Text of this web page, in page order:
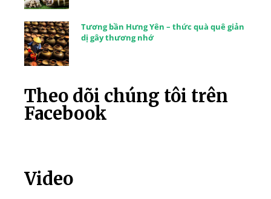
Tương bần Hưng Yên – thức quà quê giản
dị gây thương nhớ
Theo dõi chúng tôi trên
Facebook
Video